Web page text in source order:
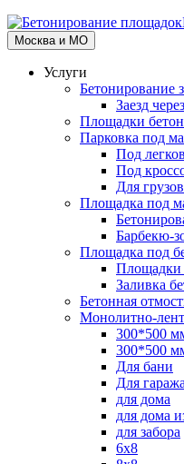
Москва и МО
Услуги
Бетонирование
Заезд
Площадки
Парковка под
Под
Под
Для
Площадка под
Барбекю-
Площадка под
Площадки
Заливка
Бетонная
Монолитно-
300*500
300*500
Для бани
Для гаража
для дома
для дома
для забора
6х8